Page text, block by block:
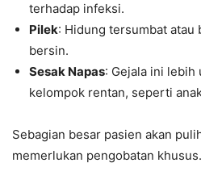
terhadap infeksi.
Pilek: Hidung tersumbat
bersin.
Sesak Napas: Gejala ini lebih
kelompok rentan, seperti
Sebagian besar pasien akan
memerlukan pengobatan khusus.